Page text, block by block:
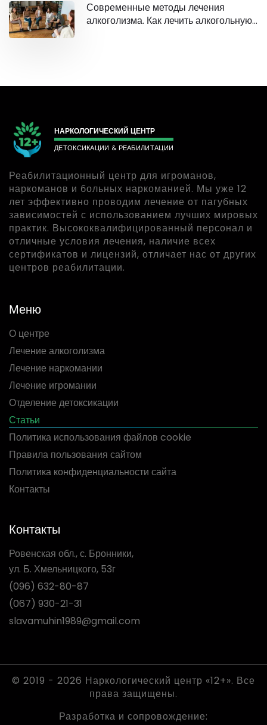
Современные методы лечения
алкоголизма. Как лечить алкогольную
НАРКОЛОГИЧЕСКИЙ ЦЕНТР
ДЕТОКСИКАЦИИ & РЕАБИЛИТАЦИИ
Реабилитационный центр для игроманов,
наркоманов и больных наркоманией. Мы уже 12
лет эффективно проводим лечение от пагубных
зависимостей с использованием лучших мировых
практик. Высококвалифицированный персонал и
отличные условия лечения, наличие всех
сертификатов и лицензий, отличает нас от других
центров реабилитации.
Меню
О центре
Лечение алкоголизма
Лечение наркомании
Лечение игромании
Отделение детоксикации
Статьи
Политика использования файлов cookie
Правила пользования сайтом
Политика конфиденциальности сайта
Контакты
Контакты
Ровенская обл., с. Бронники,
ул. Б. Хмельницкого, 53г
(096) 632-80-87
(067) 930-21-31
slavamuhin1989@gmail.com
© 2019 - 2026 Наркологический центр «12+». Все
права защищены.
Разработка и сопровождение: